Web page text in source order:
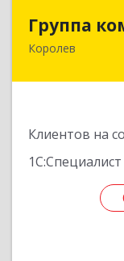
Группа
Королев
Клиентов на
1С:Специалист